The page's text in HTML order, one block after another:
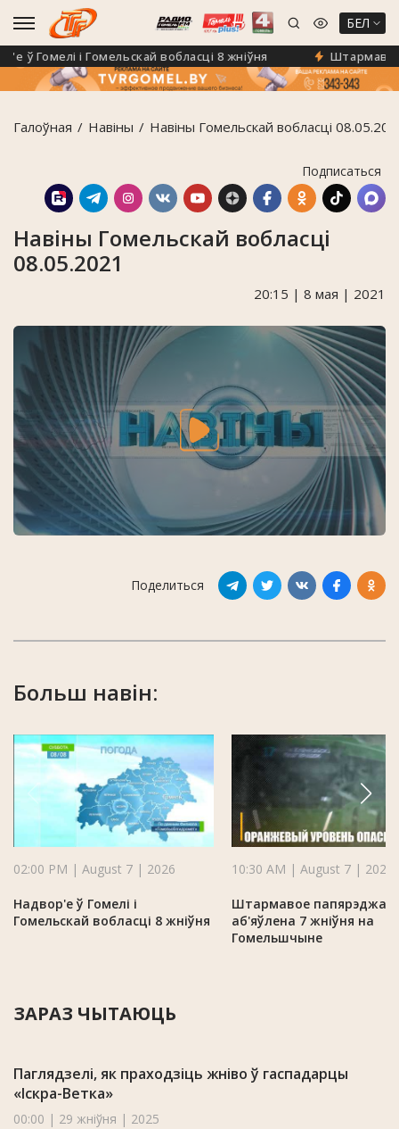
БЕЛ
Гомелі і Гомельскай вобласці 8 жніўня Штармавое
Галоўная Навiны Навіны Гомельскай вобласці
Подписаться
Навіны Гомельскай вобласці
08.05.2021
20:15 | 8 мая | 2021
Поделиться
Больш навін:
02:00 PM | August 7 | 2026
Надвор'е ў Гомелі і
Гомельскай вобласці 8 жніўня
10:30 AM | August 7 | 2026
Штармавое
аб'яўлена 7 жніўня на
Гомельшчыне
ЗАРАЗ ЧЫТАЮЦЬ
Паглядзелі, як праходзіць жніво ў гаспадарцы
«Іскра-Ветка»
00:00 | 29 жніўня | 2025